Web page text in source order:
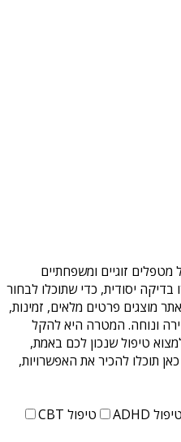
מטפלים זוגיים ומשפחתיים
יסודית, כדי שתוכלו לבחור
מוצגים פרטים מלאים, זמינות,
ונוחה. המטרה היא להקל
טיפול שנכון לכם באמת,
תוכלו להכיר את האפשרויות,
טיפול ADHD
טיפול CBT